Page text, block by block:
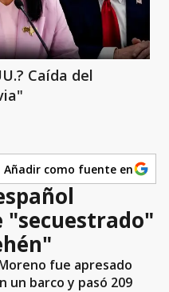
Caída del
Añadir como fuente en
"secuestrado"
fue apresado
un barco y pasó 209